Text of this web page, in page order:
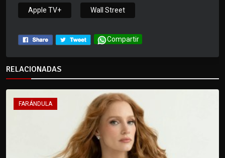
Apple TV+ Wall Street
Compartir
RELACIONADAS
FARÁNDULA